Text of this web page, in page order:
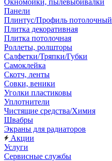
Окномойки, пылевыбивалки
Панели
Плинтус/Профиль потолочный
Плитка декоративная
Плитка потолочная
Роллеты, ролшторы
Салфетки/Тряпки/Губки
Самоклейка
Скотч, ленты
Совки, веники
Уголки пластиковы
Уплотнители
Чистящие средства/Химия
Швабры
Экраны для радиаторов
Акции
Услуги
Сервисные службы